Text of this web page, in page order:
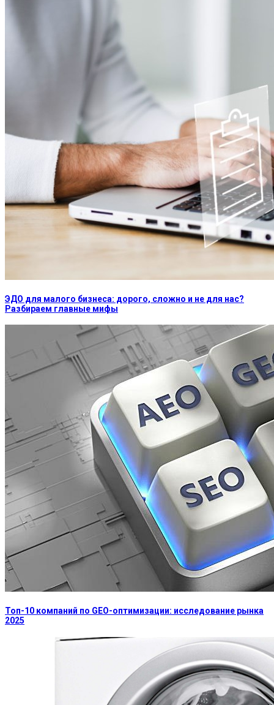
ЭДО для малого бизнеса: дорого, сложно и не для нас?
Разбираем главные мифы
Топ-10 компаний по GEO-оптимизации: исследование рынка
2025